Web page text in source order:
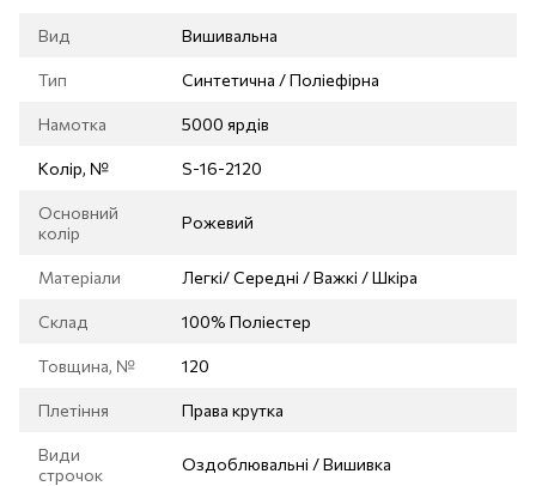
Вид Вишивальна
Тип Синтетична / Поліефірна
Намотка 5000 ярдів
Колір, № S-16-2120
Основний
колір
Рожевий
Матеріали Легкі/ Середні / Важкі / Шкіра
Склад 100% Поліестер
Товщина, № 120
Плетіння Права крутка
Види
строчок
Оздоблювальні / Вишивка